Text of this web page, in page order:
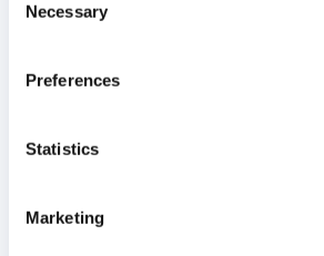
Selection
Necessary
Preferences
Statistics
Marketing
Les ensembles de données
et de concevoir des outils
potentielles applications
Circular Single-Stranded DNA